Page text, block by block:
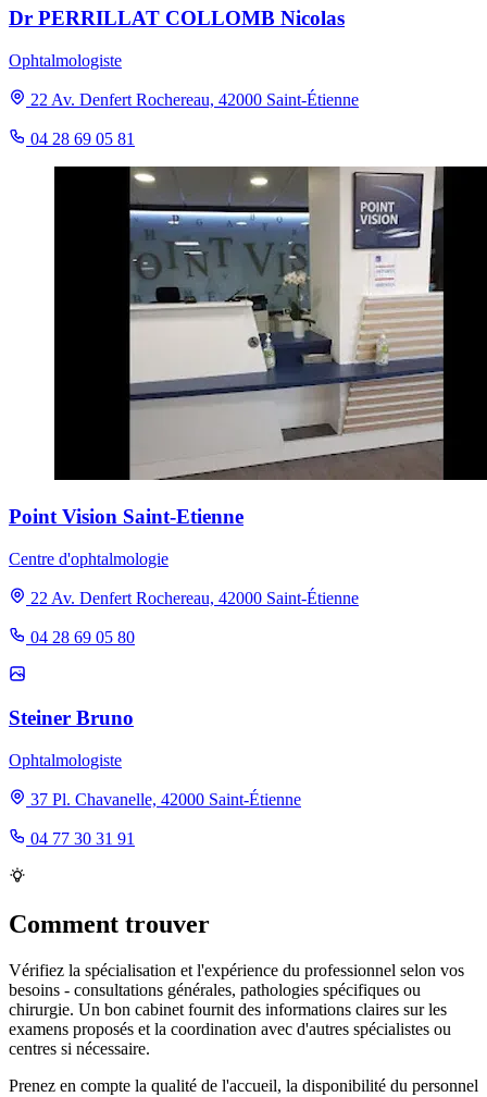
Dr PERRILLAT COLLOMB Nicolas
Ophtalmologiste
22 Av. Denfert Rochereau, 42000 Saint-Étienne
04 28 69 05 81
Point Vision Saint-Etienne
Centre d'ophtalmologie
22 Av. Denfert Rochereau, 42000 Saint-Étienne
04 28 69 05 80
Steiner Bruno
Ophtalmologiste
37 Pl. Chavanelle, 42000 Saint-Étienne
04 77 30 31 91
Comment trouver
Vérifiez la spécialisation et l'expérience du professionnel selon vos
besoins - consultations générales, pathologies spécifiques ou
chirurgie. Un bon cabinet fournit des informations claires sur les
examens proposés et la coordination avec d'autres spécialistes ou
centres si nécessaire.
Prenez en compte la qualité de l'accueil, la disponibilité du personnel